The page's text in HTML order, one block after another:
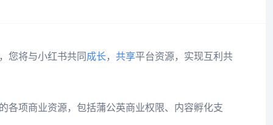
您将与小红书共同 成长 ， 共享平台资源，实现互利共
各项商业资源，包括蒲公英商业权限、内容孵化支